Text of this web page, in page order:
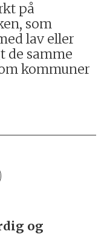
på
som
lav eller
de samme
kommuner
og